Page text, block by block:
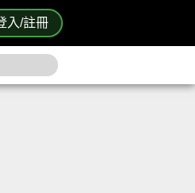
入/註冊